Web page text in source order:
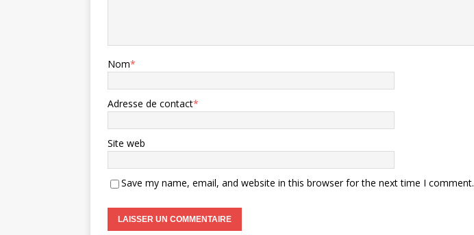
Nom*
Adresse de contact*
Site web
Save my name, email, and website in this browser for the next time I comment.